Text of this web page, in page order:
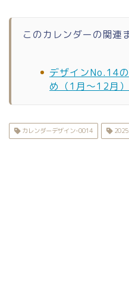
このカレンダーの関連
デザインNo.14
め（1月〜12月）
カレンダーデザイン-0014 2025